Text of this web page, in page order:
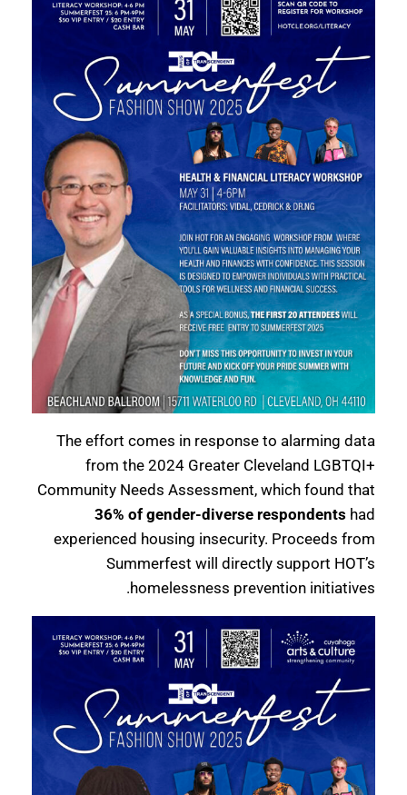
The effort comes in response to alarming data
from the 2024 Greater Cleveland LGBTQI+
Community Needs Assessment, which found that
36% of gender-diverse respondents had
experienced housing insecurity. Proceeds from
Summerfest will directly support HOT’s
homelessness prevention initiatives.